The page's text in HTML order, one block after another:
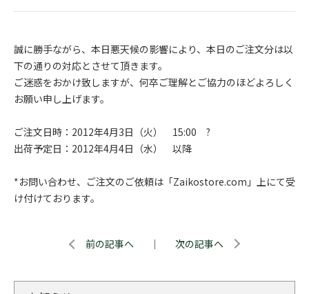
誠に勝手ながら、本日悪天候の影響により、本日のご注文分は以
下の通りの対応とさせて頂きます。
ご迷惑をおかけ致しますが、何卒ご理解とご協力のほどよろしく
お願い申し上げます。
ご注文日時：2012年4月3日（火） 15:00 ?
出荷予定日：2012年4月4日（水） 以降
*お問い合わせ、ご注文のご依頼は「Zaikostore.com」上にて受
け付けております。
前の記事へ ｜ 次の記事へ